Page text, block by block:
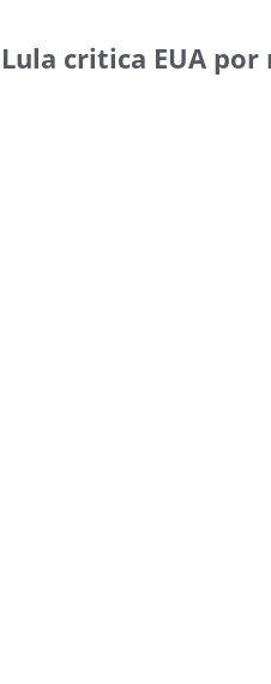
Lula critica EUA